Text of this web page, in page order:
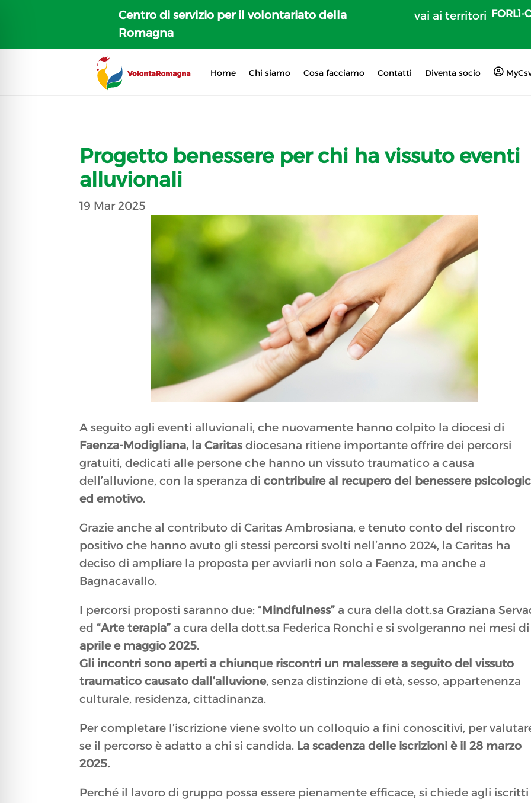
Centro di servizio per il volontariato della
Romagna
vai ai territori FORLì-
Home Chi siamo Cosa facciamo Contatti Diventa socio
Progetto benessere per chi ha vissuto eventi
alluvionali
19 Mar 2025
A seguito agli eventi alluvionali, che nuovamente hanno colpito la diocesi di
Faenza-Modigliana, la Caritas diocesana ritiene importante offrire dei percorsi
gratuiti, dedicati alle persone che hanno un vissuto traumatico a causa
dell’alluvione, con la speranza dicontribuire al recupero del benessere
ed emotivo.
Grazie anche al contributo di Caritas Ambrosiana, e tenuto conto del riscontro
positivo che hanno avuto gli stessi percorsi svolti nell’anno 2024, la Caritas ha
deciso di ampliare la proposta per avviarli non solo a Faenza, ma anche a
Bagnacavallo.
I percorsi proposti saranno due: “Mindfulness” a cura della dott.sa Graziana
ed“Arte terapia” a cura della dott.sa Federica Ronchi e si svolgeranno nei mesi di
aprile e maggio 2025.
Gli incontri sono aperti a chiunque riscontri un malessere a seguito del vissuto
traumatico causato dall’alluvione, senza distinzione di età, sesso, appartenenza
culturale, residenza, cittadinanza.
Per completare l’iscrizione viene svolto un colloquio a fini conoscitivi, per
se il percorso è adatto a chi si candida. La scadenza delle iscrizioni è il 28 marzo
2025.
Perché il lavoro di gruppo possa essere pienamente efficace, si chiede agli